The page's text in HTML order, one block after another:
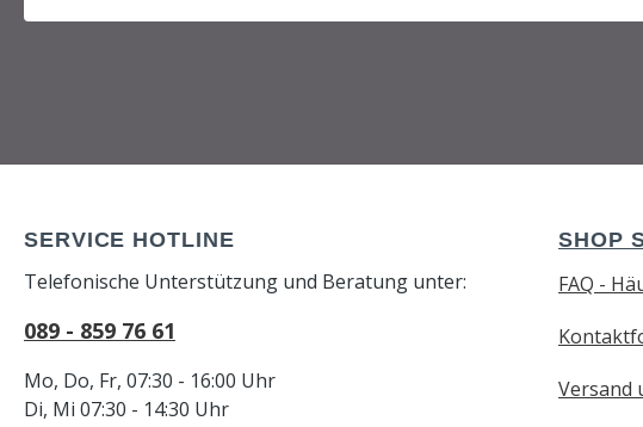
SERVICE HOTLINE
Telefonische Unterstützung und Beratung unter:
089 - 859 76 61
Mo, Do, Fr, 07:30 - 16:00 Uhr
Di, Mi 07:30 - 14:30 Uhr
SHOP
FAQ -
Versand